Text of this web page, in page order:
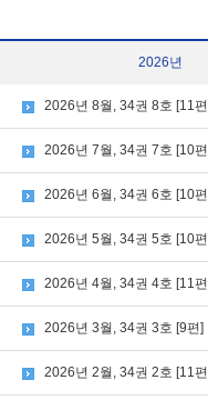
2026년
2026년 8월, 34권 8호 [11
2026년 7월, 34권 7호 [10
2026년 6월, 34권 6호 [10
2026년 5월, 34권 5호 [10
2026년 4월, 34권 4호 [11
2026년 3월, 34권 3호 [9편]
2026년 2월, 34권 2호 [11